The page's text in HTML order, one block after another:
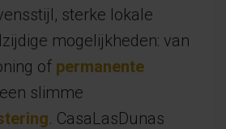
sterke lokale
mogelijkheden: van
of permanente
slimme
. CasaLasDunas